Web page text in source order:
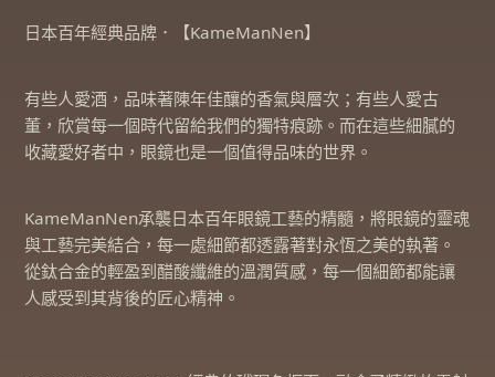
日本百年經典品牌．【KameManNen】
有些人愛酒，品味著陳年佳釀的香氣與層次；有些人愛古
董，欣賞每一個時代留給我們的獨特痕跡。而在這些細膩的
收藏愛好者中，眼鏡也是一個值得品味的世界。
KameManNen承襲日本百年眼鏡工藝的精髓，將眼鏡的靈魂
與工藝完美結合，每一處細節都透露著對永恆之美的執著。
從鈦合金的輕盈到醋酸纖維的溫潤質感，每一個細節都能讓
人感受到其背後的匠心精神。